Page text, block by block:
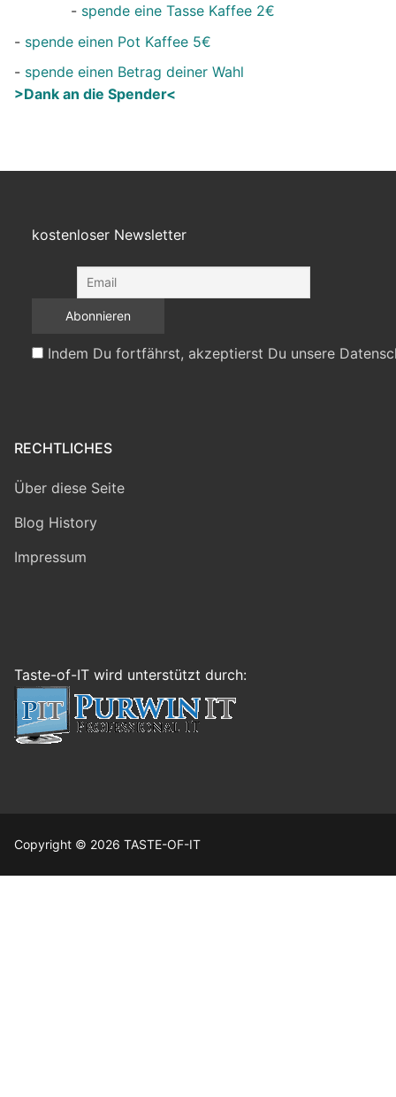
- spende eine Tasse Kaffee 2€
- spende einen Pot Kaffee 5€
- spende einen Betrag deiner Wahl
>Dank an die Spender<
kostenloser Newsletter
Indem Du fortfährst, akzeptierst Du unsere
RECHTLICHES
Über diese Seite
Blog History
Impressum
Taste-of-IT wird unterstützt durch:
Copyright © 2026 TASTE-OF-IT